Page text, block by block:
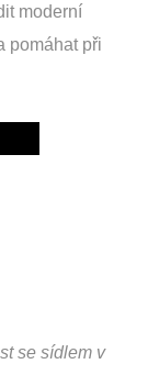
moderní
pomáhat při
se sídlem v